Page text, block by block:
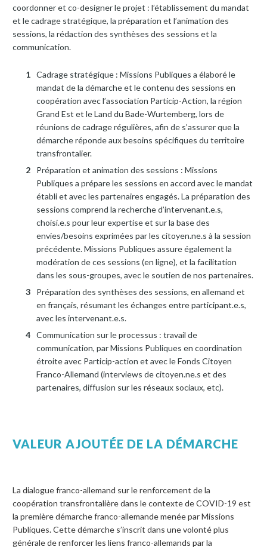
coordonner et co-designer le projet : l’établissement du mandat
et le cadrage stratégique, la préparation et l’animation des
sessions, la rédaction des synthèses des sessions et la
communication.
Cadrage stratégique : Missions Publiques a élaboré le
mandat de la démarche et le contenu des sessions en
coopération avec l’association Particip-Action, la région
Grand Est et le Land du Bade-Wurtemberg, lors de
réunions de cadrage régulières, afin de s’assurer que la
démarche réponde aux besoins spécifiques du territoire
transfrontalier.
Préparation et animation des sessions : Missions
Publiques a prépare les sessions en accord avec le mandat
établi et avec les partenaires engagés. La préparation des
sessions comprend la recherche d’intervenant.e.s,
choisi.e.s pour leur expertise et sur la base des
envies/besoins exprimées par les citoyen.ne.s à la session
précédente. Missions Publiques assure également la
modération de ces sessions (en ligne), et la facilitation
dans les sous-groupes, avec le soutien de nos partenaires.
Préparation des synthèses des sessions, en allemand et
en français, résumant les échanges entre participant.e.s,
avec les intervenant.e.s.
Communication sur le processus : travail de
communication, par Missions Publiques en coordination
étroite avec Particip-action et avec le Fonds Citoyen
Franco-Allemand (interviews de citoyen.ne.s et des
partenaires, diffusion sur les réseaux sociaux, etc).
VALEUR AJOUTÉE DE LA DÉMARCHE
La dialogue franco-allemand sur le renforcement de la
coopération transfrontalière dans le contexte de COVID-19 est
la première démarche franco-allemande menée par Missions
Publiques. Cette démarche s’inscrit dans une volonté plus
générale de renforcer les liens franco-allemands par la